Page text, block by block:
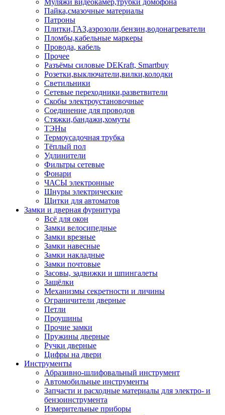
Муляжи видеокамер,трубки домофона
Пайка,смазочные материалы
Патроны
Плитки,ГАЗ,аэрозоли,бензин,водонагреватели
Пломбы,кабельные маркеры
Провода, кабель
Прочее
Разъёмы силовые DEKraft, Smartbuy
Розетки,выключатели,вилки,колодки
Светильники
Сетевые переходники,разветвители
Скобы электроустановочные
Соединение для проводов
Стяжки,бандажи,хомуты
ТЭНы
Термоусадочная трубка
Тёплый пол
Удлинители
Фильтры сетевые
Фонари
ЧАСЫ электронные
Шнуры электрические
Щитки для автоматов
Замки и дверная фурнитура
Всё для окон
Замки велосипедные
Замки врезные
Замки навесные
Замки накладные
Замки почтовые
Засовы, задвижки и шпингалеты
Защёлки
Механизмы секретности и личины
Ограничители дверные
Петли
Проушины
Прочие замки
Пружины дверные
Ручки дверные
Цифры на двери
Инструменты
Абразивно-шлифовальный инструмент
Автомобильные инструменты
Запчасти и расходные материалы для электро- и
бензоинструмента
Измерительные приборы